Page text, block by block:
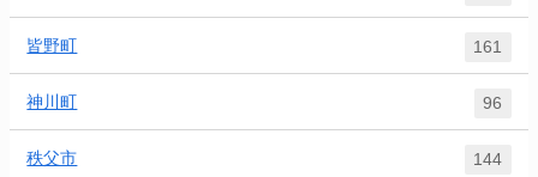
皆野町 161
神川町 96
秩父市 144